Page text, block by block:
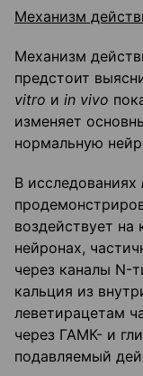
Механизм
Механизм
предстоит
vitro и in vivo
изменяет
нормальную
В исследованиях
воздействует
нейронах,
через каналы N-
кальция из
леветирацетам
через ГАМК- и
подавляемый